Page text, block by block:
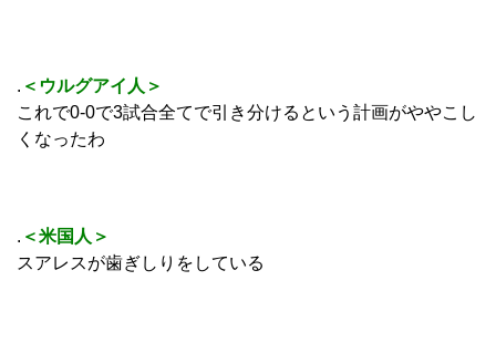
. ＜ウルグアイ人＞
これで0‐0で3試合全てで引き分けるという計画がややこし
くなったわ
. ＜米国人＞
スアレスが歯ぎしりをしている